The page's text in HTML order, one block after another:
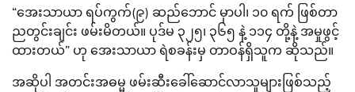
“အေးသာယာ ရပ်ကွက်(၉) ဆည်ဘောင် မှာပါ၊ ၁၀ ရက် ဖြစ်တာ
ညတွင်းချင်း ဖမ်းမိတယ်။ ပုဒ်မ ၃၂၅၊ ၃၆၅ နဲ့ ၁၁၄ တို့နဲ့ အမှုဖွင့်
ထားတယ်” ဟု အေးသာယာ ရဲစခန်းမှ တာဝန်ရှိသူက ဆိုသည်။
အဆိုပါ အတင်းအဓမ္မ ဖမ်းဆီးခေါ်ဆောင်လာသူများဖြစ်သည့်